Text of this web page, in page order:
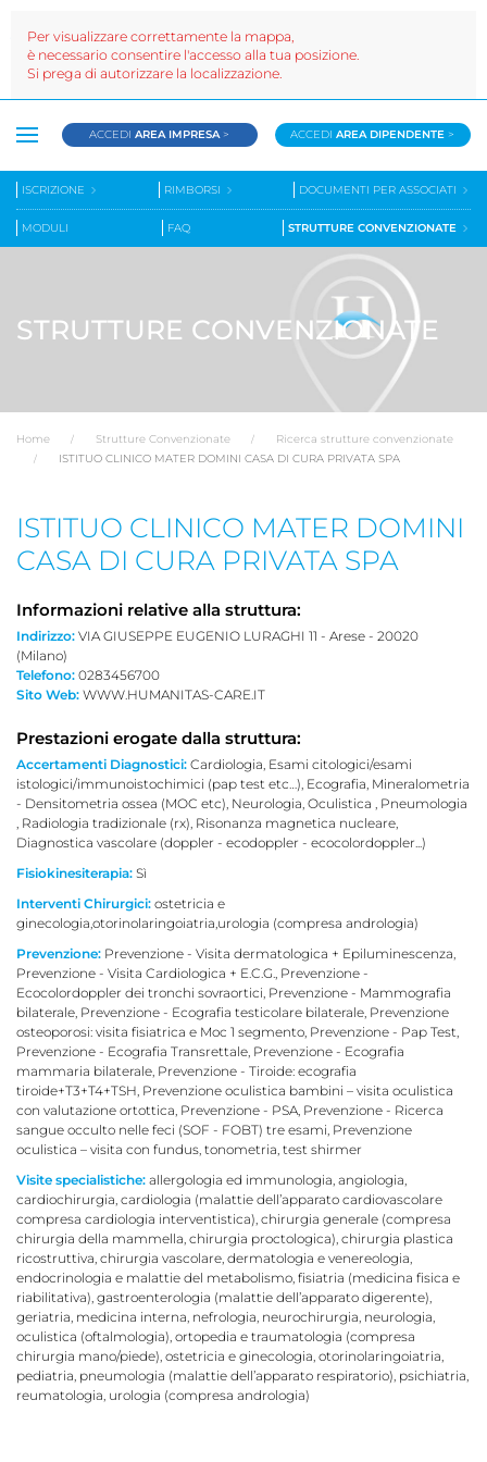
ACCEDIAREA IMPRESA > ACCEDIAREA DIPENDENTE >
ISCRIZIONE RIMBORSI DOCUMENTI PER ASSOCIATI
MODULI FAQ STRUTTURE CONVENZIONATE
STRUTTURE CONVENZIONATE
Home Strutture Convenzionate
Ricerca strutture convenzionate
ISTITUO CLINICO MATER DOMINI CASA DI CURA PRIVATA SPA
ISTITUO CLINICO MATER DOMINI
CASA DI CURA PRIVATA SPA
Informazioni relative alla struttura:
Indirizzo: VIA GIUSEPPE EUGENIO LURAGHI 11 - Arese - 20020
(Milano)
Telefono: 0283456700
Sito Web: WWW.HUMANITAS-CARE.IT
Prestazioni erogate dalla struttura:
Accertamenti Diagnostici: Cardiologia, Esami citologici/esami
istologici/immunoistochimici (pap test etc…), Ecografia, Mineralometria
- Densitometria ossea (MOC etc), Neurologia, Oculistica , Pneumologia
, Radiologia tradizionale (rx), Risonanza magnetica nucleare,
Diagnostica vascolare (doppler - ecodoppler - ecocolordoppler...)
Fisiokinesiterapia: Sì
Interventi Chirurgici: ostetricia e
ginecologia,otorinolaringoiatria,urologia (compresa andrologia)
Prevenzione: Prevenzione - Visita dermatologica + Epilumi­nescenza,
Prevenzione - Visita Cardiologica + E.C.G., Prevenzione -
Ecocolordoppler dei tronchi sovraortici, Prevenzione - Mammografia
bilaterale, Prevenzione - Ecografia testicolare bilaterale, Prevenzione
osteoporosi: visita fisiatrica e Moc 1 segmento, Prevenzione - Pap Test,
Prevenzione - Ecografia Transrettale, Prevenzione - Ecografia
mammaria bilaterale, Prevenzione - Tiroide: ecografia
tiroide+T3+T4+TSH, Prevenzione oculistica bambini – visita oculistica
con valutazione ortottica, Prevenzione - PSA, Prevenzione - Ricerca
sangue occulto nelle feci (SOF - FOBT) tre esami, Prevenzione
oculistica – visita con fundus, tonometria, test shirmer
Visite specialistiche: allergologia ed immunologia, angiologia,
cardiochirurgia, cardiologia (malattie dell’apparato cardiovascolare
compresa cardiologia interventistica), chirurgia generale (compresa
chirurgia della mammella, chirurgia proctologica), chirurgia plastica
ricostruttiva, chirurgia vascolare, dermatologia e venereologia,
endocrinologia e malattie del metabolismo, fisiatria (medicina fisica e
riabilitativa), gastroenterologia (malattie dell’apparato digerente),
geriatria, medicina interna, nefrologia, neurochirurgia, neurologia,
oculistica (oftalmologia), ortopedia e traumatologia (compresa
chirurgia mano/piede), ostetricia e ginecologia, otorinolaringoiatria,
pediatria, pneumologia (malattie dell’apparato respiratorio), psichiatria,
reumatologia, urologia (compresa andrologia)
Per visualizzare correttamente la mappa,
è necessario consentire l'accesso alla tua posizione.
Si prega di autorizzare la localizzazione.